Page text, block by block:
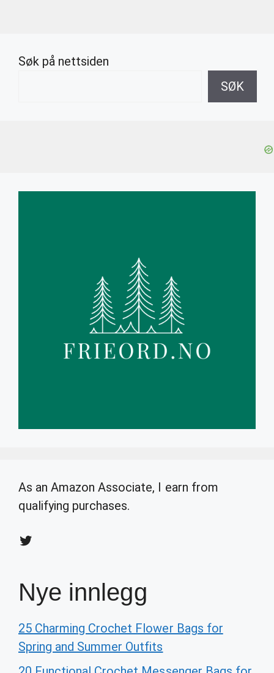
Søk på nettsiden
SØK
As an Amazon Associate, I earn from
qualifying purchases.
Twitter
Nye innlegg
25 Charming Crochet Flower Bags for
Spring and Summer Outfits